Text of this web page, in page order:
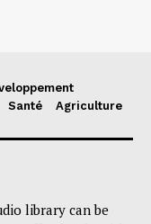
Santé Agriculture
library can be